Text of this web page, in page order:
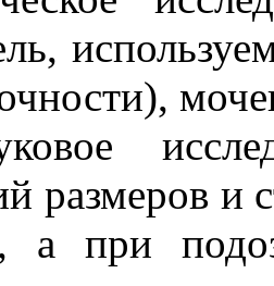
размеров и
а при